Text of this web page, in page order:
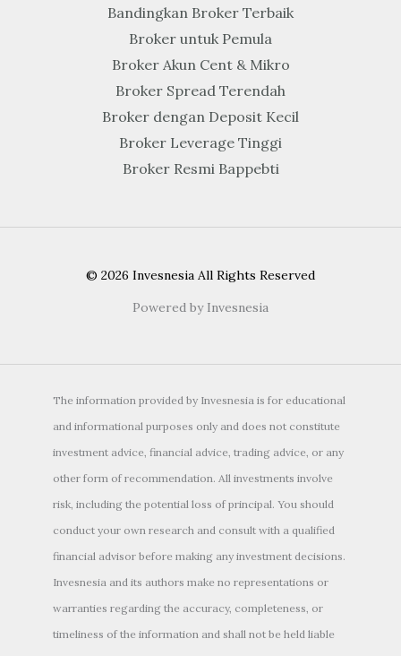
Bandingkan Broker Terbaik
Broker untuk Pemula
Broker Akun Cent & Mikro
Broker Spread Terendah
Broker dengan Deposit Kecil
Broker Leverage Tinggi
Broker Resmi Bappebti
© 2026 Invesnesia All Rights Reserved
Powered by Invesnesia
The information provided by Invesnesia is for educational
and informational purposes only and does not constitute
investment advice, financial advice, trading advice, or any
other form of recommendation. All investments involve
risk, including the potential loss of principal. You should
conduct your own research and consult with a qualified
financial advisor before making any investment decisions.
Invesnesia and its authors make no representations or
warranties regarding the accuracy, completeness, or
timeliness of the information and shall not be held liable